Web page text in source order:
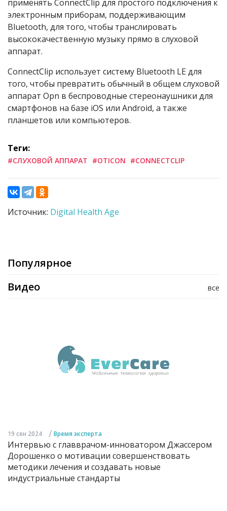
применять ConnectClip для простого подключения к
электронным приборам, поддерживающим
Bluetooth, для того, чтобы транслировать
высококачественную музыку прямо в слуховой
аппарат.
ConnectClip использует систему Bluetooth LE для
того, чтобы превратить обычный в общем слуховой
аппарат Opn в беспроводные стереонаушники для
смартфонов на базе iOS или Android, а также
планшетов или компьютеров.
Теги:
#СЛУХОВОЙ АППАРАТ #OTICON #CONNECTCLIP
Источник: Digital Health Age
Популярное
все
Видео
19 сен 2024 / Время эксперта
Интервью с главврачом-инноватором Джассером
Дорошенко о мотивации совершенствовать
методики лечения и создавать новые
индустриальные стандарты